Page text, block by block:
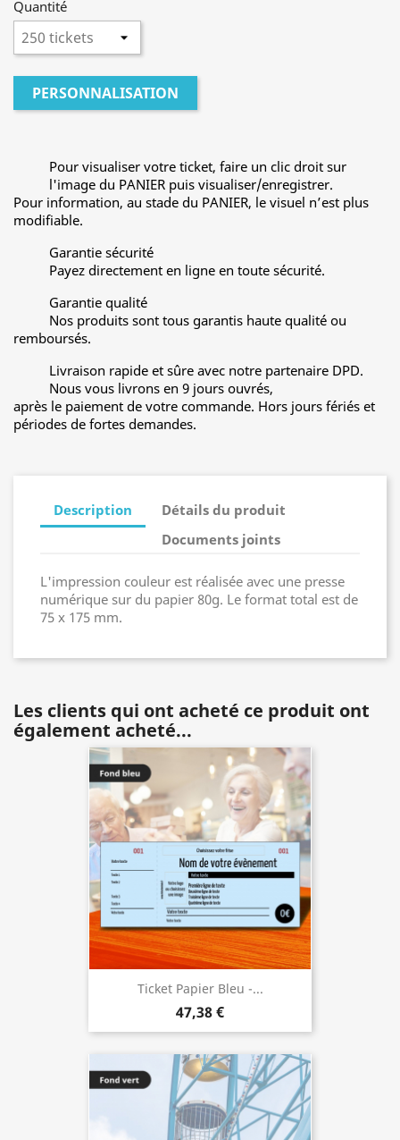
Quantité
PERSONNALISATION
Pour visualiser votre ticket, faire un clic droit sur
l'image du PANIER puis visualiser/enregistrer.
Pour information, au stade du PANIER, le visuel n’est plus
modifiable.
Garantie sécurité
Payez directement en ligne en toute sécurité.
Garantie qualité
Nos produits sont tous garantis haute qualité ou
remboursés.
Livraison rapide et sûre avec notre partenaire DPD.
Nous vous livrons en 9 jours ouvrés,
après le paiement de votre commande. Hors jours fériés et
périodes de fortes demandes.
Description
Détails du produit
Documents joints
L'impression couleur est réalisée avec une presse
numérique sur du papier 80g. Le format total est de
75 x 175 mm.
Les clients qui ont acheté ce produit ont
également acheté...
Ticket Papier Bleu -...
47,38 €